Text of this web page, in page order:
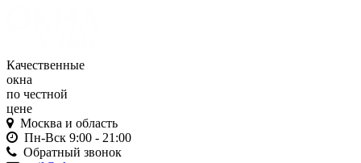
Качественные
окна
по честной
цене
Москва и область
Пн-Вск 9:00 - 21:00
Обратный звонок